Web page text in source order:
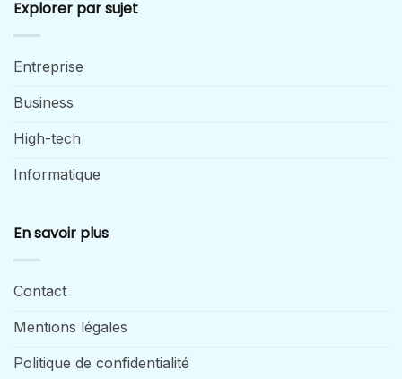
Explorer par sujet
Entreprise
Business
High-tech
Informatique
En savoir plus
Contact
Mentions légales
Politique de confidentialité